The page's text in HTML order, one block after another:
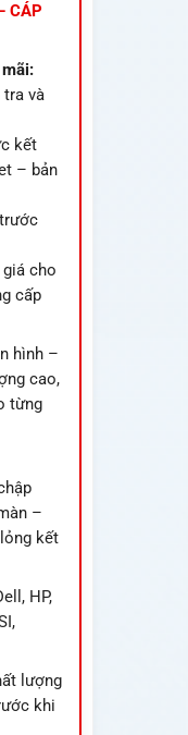
CÁP
và
kết
– bản
cho
cấp
hình –
cao,
từng
–
kết
HP,
lượng
khi